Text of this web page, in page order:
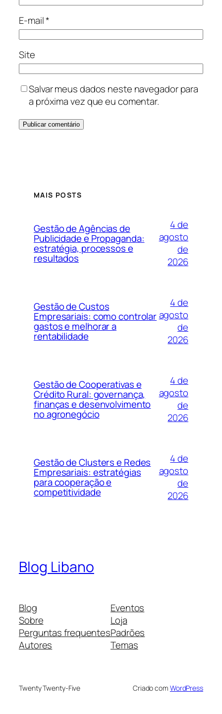
E-mail*
Site
Salvar meus dados neste navegador para
a próxima vez que eu comentar.
MAIS POSTS
Gestão de Agências de
Publicidade e Propaganda:
estratégia, processos e
resultados
4 de
agosto
de
2026
Gestão de Custos
Empresariais: como controlar
gastos e melhorar a
rentabilidade
4 de
agosto
de
2026
Gestão de Cooperativas e
Crédito Rural: governança,
finanças e desenvolvimento
no agronegócio
4 de
agosto
de
2026
Gestão de Clusters e Redes
Empresariais: estratégias
para cooperação e
competitividade
4 de
agosto
de
2026
Blog Libano
Blog
Sobre
Perguntas frequentes
Autores
Eventos
Loja
Padrões
Temas
Twenty Twenty-Five Criado com WordPress